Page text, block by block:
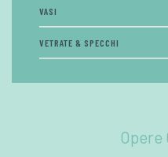
VASI
VETRATE & SPECCHI